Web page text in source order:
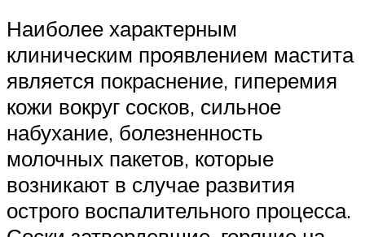
Наиболее характерным
клиническим проявлением мастита
является покраснение, гиперемия
кожи вокруг сосков, сильное
набухание, болезненность
молочных пакетов, которые
возникают в случае развития
острого воспалительного процесса.